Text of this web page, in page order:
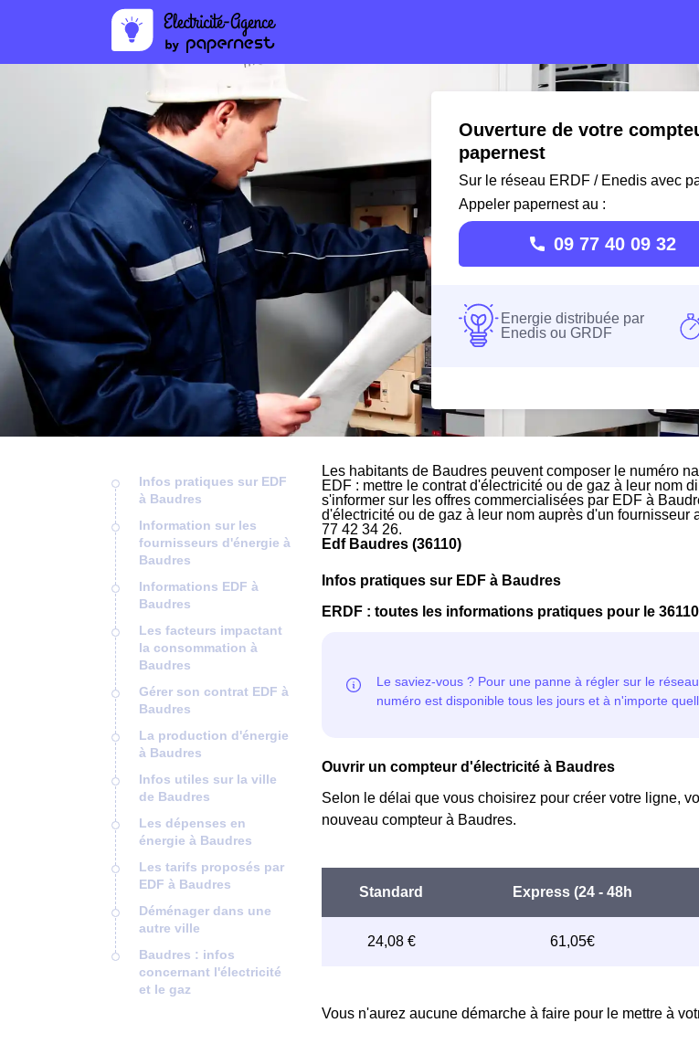
Ouverture de votre
papernest
Sur le réseau ERDF / Enedis avec
Appeler papernest au :
09 77 40 09 32
Energie distribuée par
Enedis ou GRDF
Infos pratiques sur EDF
à Baudres
Information sur les
fournisseurs d'énergie à
Baudres
Informations EDF à
Baudres
Les facteurs impactant
la consommation à
Baudres
Gérer son contrat EDF à
Baudres
La production d'énergie
à Baudres
Infos utiles sur la ville
de Baudres
Les dépenses en
énergie à Baudres
Les tarifs proposés par
EDF à Baudres
Déménager dans une
autre ville
Baudres : infos
concernant l'électricité
et le gaz
Les habitants de Baudres peuvent composer le numéro
EDF : mettre le contrat d'électricité ou de gaz à leur nom
s'informer sur les offres commercialisées par EDF à
d'électricité ou de gaz à leur nom auprès d'un
77 42 34 26.
Edf Baudres (36110)
Infos pratiques sur EDF à Baudres
ERDF : toutes les informations pratiques pour le
Ouvrir un compteur d'électricité à Baudres
Selon le délai que vous choisirez pour créer votre ligne,
nouveau compteur à Baudres.
Vous n'aurez aucune démarche à faire pour le mettre à